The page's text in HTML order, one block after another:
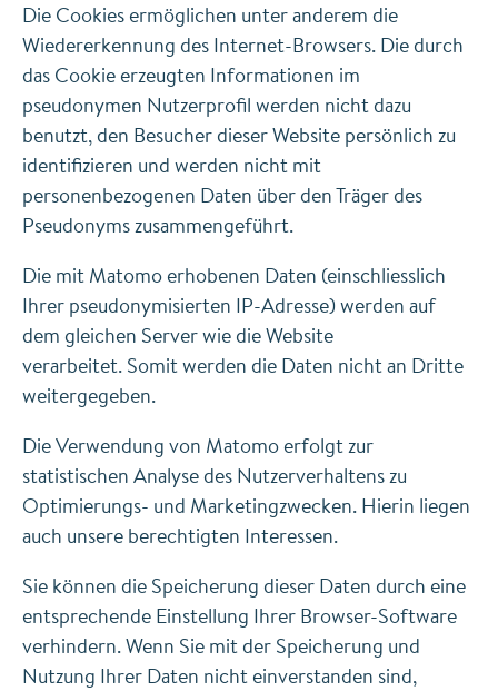
Die Cookies ermöglichen unter anderem die
Wiedererkennung des Internet-Browsers. Die durch
das Cookie erzeugten Informationen im
pseudonymen Nutzerprofil werden nicht dazu
benutzt, den Besucher dieser Website persönlich zu
identifizieren und werden nicht mit
personenbezogenen Daten über den Träger des
Pseudonyms zusammengeführt.
Die mit Matomo erhobenen Daten (einschliesslich
Ihrer pseudonymisierten IP-Adresse) werden auf
dem gleichen Server wie die Website
verarbeitet. Somit werden die Daten nicht an Dritte
weitergegeben.
Die Verwendung von Matomo erfolgt zur
statistischen Analyse des Nutzerverhaltens zu
Optimierungs- und Marketingzwecken. Hierin liegen
auch unsere berechtigten Interessen.
Sie können die Speicherung dieser Daten durch eine
entsprechende Einstellung Ihrer Browser-Software
verhindern. Wenn Sie mit der Speicherung und
Nutzung Ihrer Daten nicht einverstanden sind,